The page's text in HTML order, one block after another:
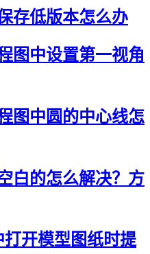
存低版本怎么办
图中设置第一视角
图中圆的中心线怎
白的怎么解决？方
开模型图纸时提